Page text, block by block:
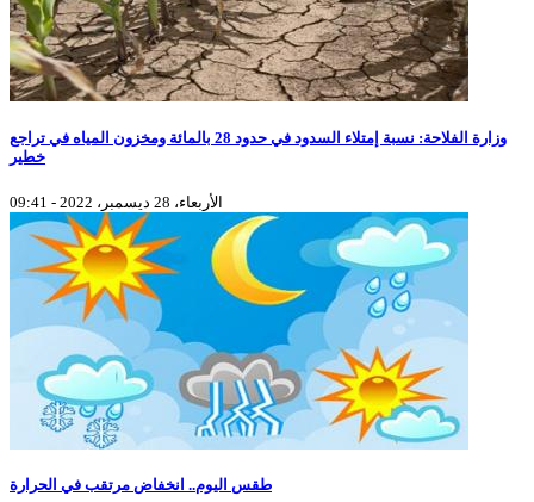
وزارة الفلاحة: نسبة إمتلاء السدود في حدود 28 بالمائة ومخزون المياه في تراجع
خطير
الأربعاء، 28 ديسمبر، 2022 - 09:41
طقس اليوم.. انخفاض مرتقب في الحرارة